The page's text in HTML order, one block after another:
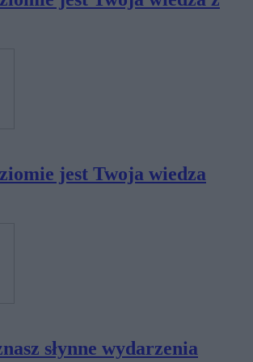
jest Twoja wiedza
słynne wydarzenia